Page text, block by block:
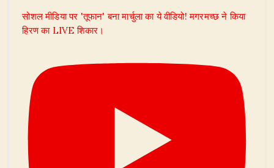
सोशल मीडिया पर 'तूफान' बना मार्चुला का ये वीडियो! मगरमच्छ ने किया
हिरण का LIVE शिकार।